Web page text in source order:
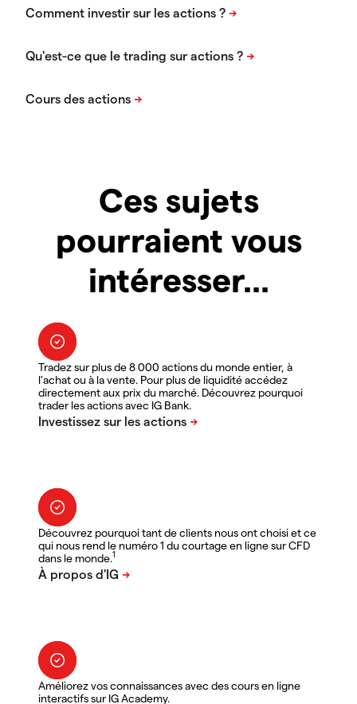
Ces sujets
pourraient vous
intéresser...
Tradez sur plus de 8 000 actions du monde entier, à
l'achat ou à la vente. Pour plus de liquidité accédez
directement aux prix du marché. Découvrez pourquoi
trader les actions avec IG Bank.
Découvrez pourquoi tant de clients nous ont choisi et ce
qui nous rend le numéro 1 du courtage en ligne sur CFD
dans le monde.1
Améliorez vos connaissances avec des cours en ligne
interactifs sur IG Academy.